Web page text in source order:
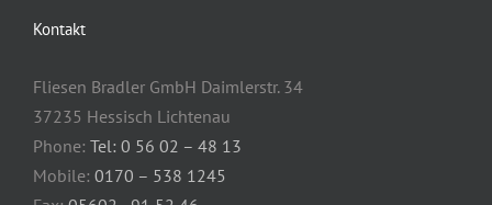
Kontakt
Fliesen Bradler GmbH Daimlerstr. 34
37235 Hessisch Lichtenau
Phone: Tel: 0 56 02 – 48 13
Mobile: 0170 – 538 1245